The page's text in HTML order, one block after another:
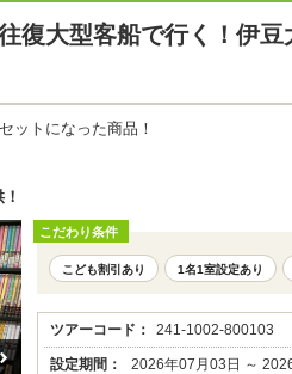
復大型客船で行く！伊
ットになった商品！
こだわり条件
こども割引あり 1名1室設定あり
ツアーコード： 241-1002-800103
設定期間： 2026年07月03日 ～